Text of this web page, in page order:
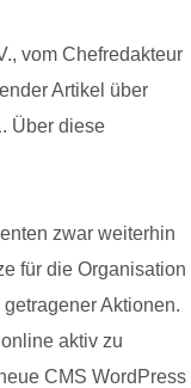
vom Chefredakteur
Artikel über
Über diese
zwar weiterhin
für die Organisation
Aktionen.
aktiv zu
CMS WordPress